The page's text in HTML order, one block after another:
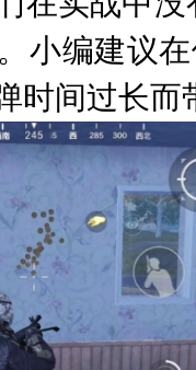
小编建议
时间过长而